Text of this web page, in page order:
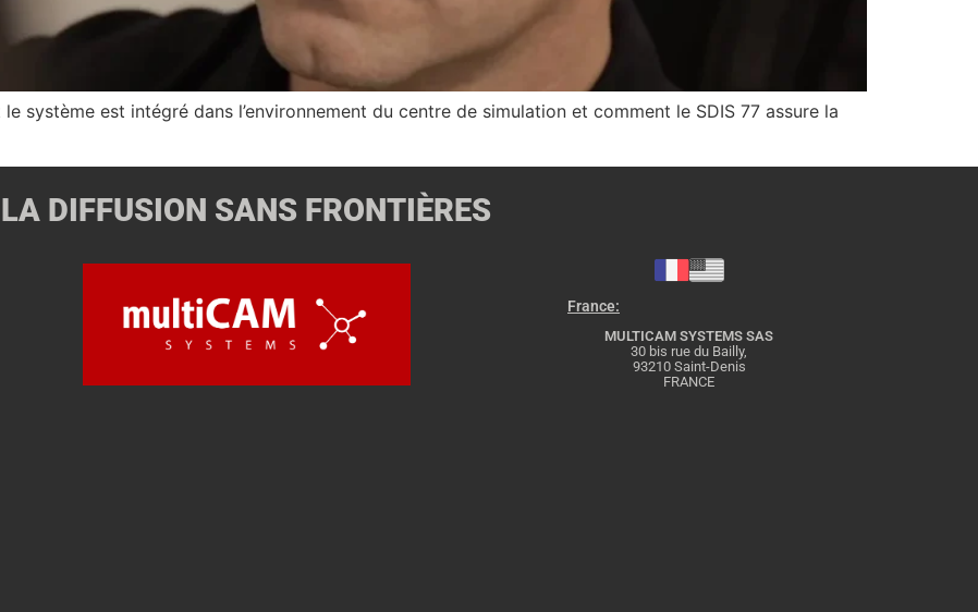
système est intégré dans l’environnement du centre de simulation et comment le SDIS 77 assure la
LA DIFFUSION SANS FRONTIÈRES
France:
MULTICAM SYSTEMS SAS
30 bis rue du Bailly,
93210 Saint-Denis
FRANCE